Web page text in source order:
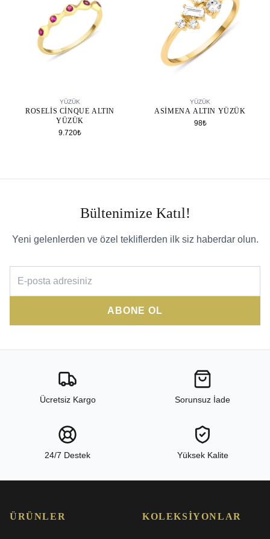
YÜZÜK
ROSELIS CINQUE ALTIN
YÜZÜK
9.720₺
YÜZÜK
ASIMENA ALTIN YÜZÜK
98₺
Bültenimize Katıl!
Yeni gelenlerden ve özel tekliflerden ilk siz haberdar olun.
ABONE OL
Ücretsiz Kargo Sorunsuz İade
24/7 Destek Yüksek Kalite
ÜRÜNLER KOLEKSIYONLAR